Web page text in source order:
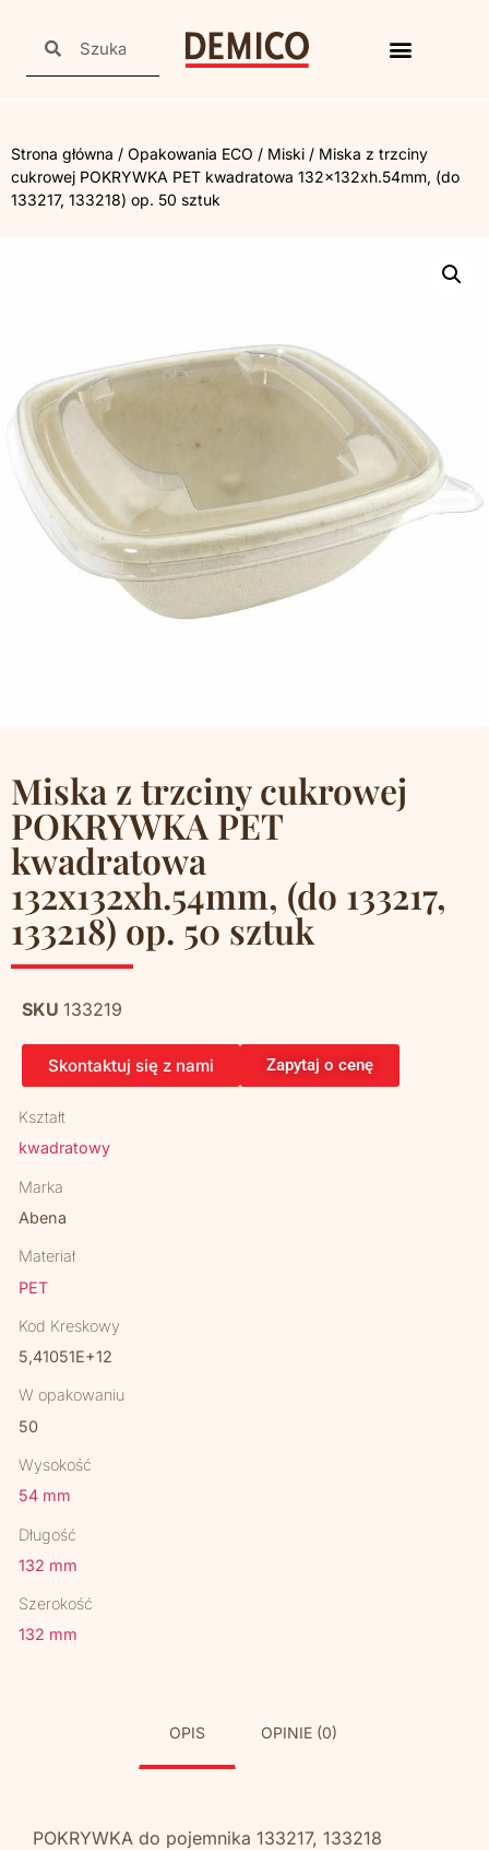
Strona główna / Opakowania ECO / Miski / Miska z trzciny
cukrowej POKRYWKA PET kwadratowa 132x132xh.54mm, (do
133217, 133218) op. 50 sztuk
Miska z trzciny cukrowej
POKRYWKA PET
kwadratowa
132x132xh.54mm, (do 133217,
133218) op. 50 sztuk
SKU 133219
Skontaktuj się z nami Zapytaj o cenę
Kształt
kwadratowy
Marka
Abena
Materiał
PET
Kod Kreskowy
5,41051E+12
W opakowaniu
50
Wysokość
54 mm
Długość
132 mm
Szerokość
132 mm
OPIS OPINIE (0)
POKRYWKA do pojemnika 133217, 133218